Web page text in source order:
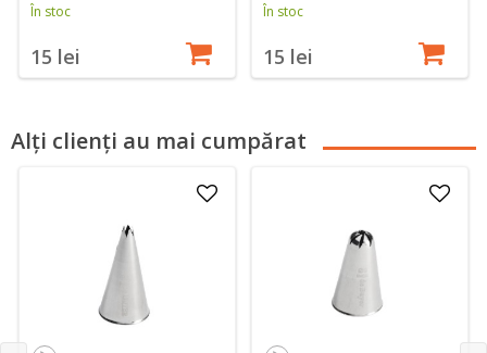
În stoc
15 lei
În stoc
15 lei
Alți clienți au mai cumpărat